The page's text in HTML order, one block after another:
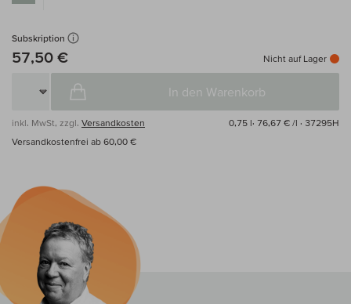
Subskription
57,50 € Nicht auf Lager
In den Warenkorb
inkl. MwSt, zzgl. Versandkosten 0,75 l· 76,67 € /l · 37295H
Versandkostenfrei ab 60,00 €